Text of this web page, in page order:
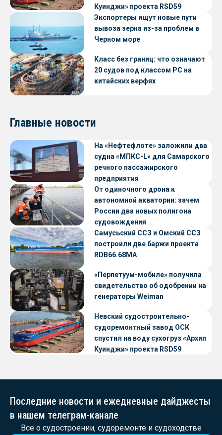
Куинджи» проекта RSD59
Экспортеры ищут новые пути
вывоза зерна из-за проблем в
Черном море
Класс без границ: что означают
20 судов под классом РС на
китайских верфях
Главные новости
На «Нефтефлоте» заложили два
судна «МПКС-L» для Самарского
речного пассажирского
предприятия
От одиночного дрона к
автономной акватории: зачем
России два новых полигона
судовождения
Самусьский ССЗ и Омский ССЗ
построили две баржи проекта
RDB66.68МА
«Перпетуум-мобиле» получила
свидетельство об одобрении на
генераторы Weiman
Невский судостроительно-
судоремонтный завод ОСК
спустил на воду сухогруз «Архип
Куинджи» проекта RSD59
Последние новости и ежедневные дайджесты
в нашем телеграм-канале
Все о судостроении, судоремонте и судоходстве